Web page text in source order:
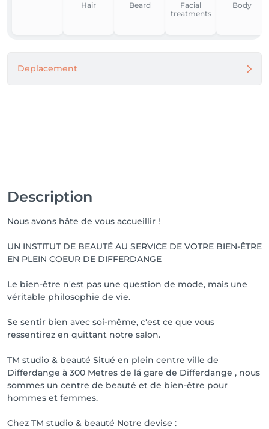
Hair Beard
Facial
treatments
Body
Deplacement
Description
Nous avons hâte de vous accueillir !
UN INSTITUT DE BEAUTÉ AU SERVICE DE VOTRE BIEN-ÊTRE
EN PLEIN COEUR DE DIFFERDANGE
Le bien-être n'est pas une question de mode, mais une
véritable philosophie de vie.
Se sentir bien avec soi-même, c'est ce que vous
ressentirez en quittant notre salon.
TM studio & beauté Situé en plein centre ville de
Differdange à 300 Metres de lá gare de Differdange , nous
sommes un centre de beauté et de bien-être pour
hommes et femmes.
Chez TM studio & beauté Notre devise :